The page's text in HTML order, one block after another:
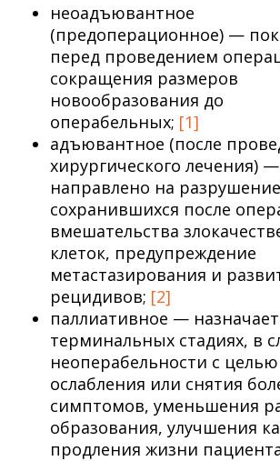
неоадъювантное
(предоперационное) —
перед проведением
сокращения размеров
новообразования до
операбельных; [1]
адъювантное (после
хирургического лечения) —
направлено на разрушение
сохранившихся после
вмешательства
клеток, предупреждение
метастазирования и
рецидивов; [2]
паллиативное —
терминальных стадиях, в
неоперабельности с целью
ослабления или снятия
симптомов, уменьшения
образования, улучшения
продления жизни